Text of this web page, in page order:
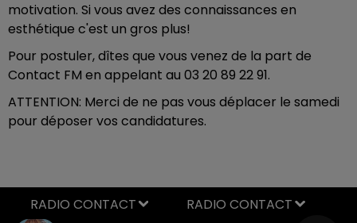
motivation. Si vous avez des connaissances en
esthétique c'est un gros plus!
Pour postuler, dîtes que vous venez de la part de
Contact FM en appelant au 03 20 89 22 91.
ATTENTION: Merci de ne pas vous déplacer le samedi
pour déposer vos candidatures.
RADIO CONTACT